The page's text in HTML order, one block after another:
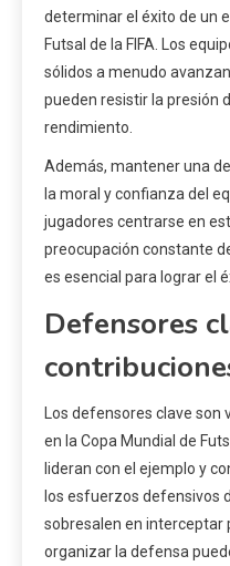
determinar el éxito de un
Futsal de la FIFA. Los
sólidos a menudo
pueden resistir la presión
rendimiento.
Además, mantener una
la moral y confianza del
jugadores centrarse en
preocupación constante
es esencial para lograr el
Defensores
Los defensores clave son
en la Copa Mundial de
lideran con el ejemplo y
los esfuerzos defensivos
sobresalen en interceptar
organizar la defensa